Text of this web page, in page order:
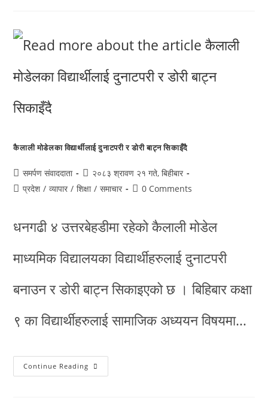
कैलाली मोडेलका विद्यार्थीलाई दुनाटपरी र डोरी बाट्न सिकाइँदै
समर्पण संवाददाता
२०८३ श्रावण २१ गते, बिहीबार
प्रदेश / व्यापार / शिक्षा / समाचार 0 Comments
धनगढी ४ उत्तरबेहडीमा रहेको कैलाली मोडेल
माध्यमिक विद्यालयका विद्यार्थीहरुलाई दुनाटपरी
बनाउन र डोरी बाट्न सिकाइएको छ । बिहिबार कक्षा
९ का विद्यार्थीहरुलाई सामाजिक अध्ययन विषयमा…
Continue Reading